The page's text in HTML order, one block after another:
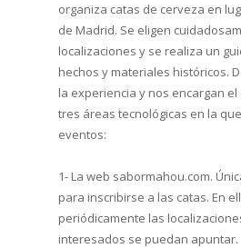
organiza catas de cerveza en
de Madrid. Se eligen
localizaciones y se realiza un
hechos y materiales históricos.
la experiencia y nos encargan
tres áreas tecnológicas en la
eventos:
1- La web sabormahou.com.
para inscribirse a las catas. En
periódicamente las
interesados se puedan apuntar.